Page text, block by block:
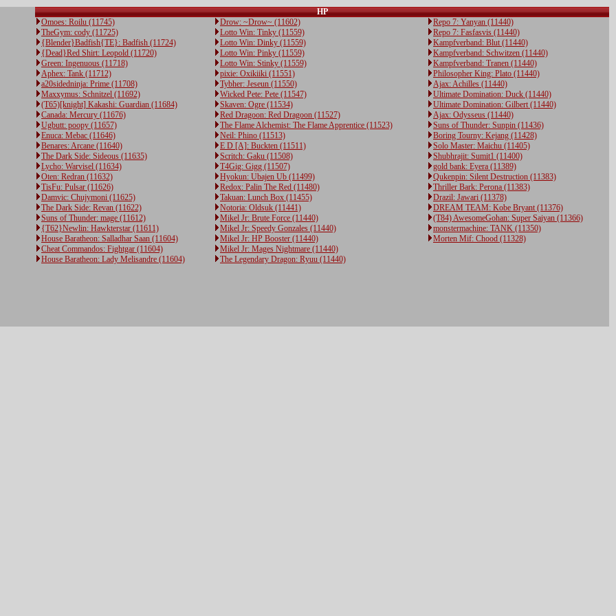
HP
Omoes: Roilu (11745)
TheGym: cody (11725)
{Blender}Badfish{TE}: Badfish (11724)
{Dead}Red Shirt: Leopold (11720)
Green: Ingenuous (11718)
Aphex: Tank (11712)
a20sidedninja: Prime (11708)
Maxxymus: Schnitzel (11692)
(T65)[knight] Kakashi: Guardian (11684)
Canada: Mercury (11676)
Ugbutt: poopy (11657)
Enuca: Mebac (11646)
Benares: Arcane (11640)
The Dark Side: Sideous (11635)
Lycho: Warvisel (11634)
Oten: Redran (11632)
TisFu: Pulsar (11626)
Damvic: Chujymoni (11625)
The Dark Side: Revan (11622)
Suns of Thunder: mage (11612)
{T62}Newlin: Hawkterstar (11611)
House Baratheon: Salladhar Saan (11604)
Cheat Commandos: Fightgar (11604)
House Baratheon: Lady Melisandre (11604)
Drow: ~Drow~ (11602)
Lotto Win: Tinky (11559)
Lotto Win: Dinky (11559)
Lotto Win: Pinky (11559)
Lotto Win: Stinky (11559)
pixie: Oxikiiki (11551)
Tybher: Jeseun (11550)
Wicked Pete: Pete (11547)
Skaven: Ogre (11534)
Red Dragoon: Red Dragoon (11527)
The Flame Alchemist: The Flame Apprentice (11523)
Neil: Phino (11513)
E D [A]: Buckten (11511)
Scritch: Gaku (11508)
T4Gig: Gigg (11507)
Hyokun: Ubajen Ub (11499)
Redox: Palin The Red (11480)
Takuan: Lunch Box (11455)
Notoria: Oldsuk (11441)
Mikel Jr: Brute Force (11440)
Mikel Jr: Speedy Gonzales (11440)
Mikel Jr: HP Booster (11440)
Mikel Jr: Mages Nightmare (11440)
The Legendary Dragon: Ryuu (11440)
Repo 7: Yanyan (11440)
Repo 7: Fasfasvis (11440)
Kampfverband: Blut (11440)
Kampfverband: Schwitzen (11440)
Kampfverband: Tranen (11440)
Philosopher King: Plato (11440)
Ajax: Achilles (11440)
Ultimate Domination: Duck (11440)
Ultimate Domination: Gilbert (11440)
Ajax: Odysseus (11440)
Suns of Thunder: Sunpin (11436)
Boring Tourny: Kejang (11428)
Solo Master: Maichu (11405)
Shubhrajit: Sumit1 (11400)
gold bank: Eyera (11389)
Qukenpin: Silent Destruction (11383)
Thriller Bark: Perona (11383)
Drazil: Jawari (11378)
DREAM TEAM: Kobe Bryant (11376)
(T84) AwesomeGohan: Super Saiyan (11366)
monstermachine: TANK (11350)
Morten Mif: Chood (11328)